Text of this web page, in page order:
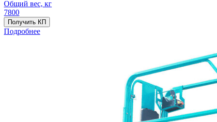
Общий вес, кг
7800
Получить КП
Подробнее